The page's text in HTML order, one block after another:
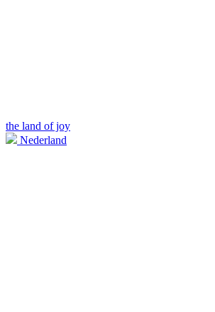
the land of joy
Nederland